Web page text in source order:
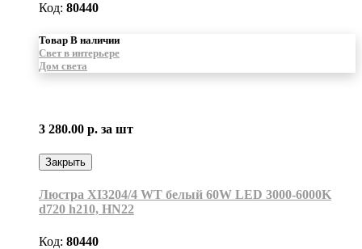
Код: 80440
Товар В наличии
Свет в интерьере
Дом света
3 280.00 р. за шт
Закрыть
Люстра XI3204/4 WT белый 60W LED 3000-6000K
d720 h210, HN22
Код: 80440